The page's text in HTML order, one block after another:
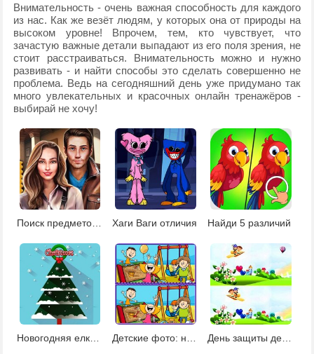
Внимательность - очень важная способность для каждого
из нас. Как же везёт людям, у которых она от природы на
высоком уровне! Впрочем, тем, кто чувствует, что
зачастую важные детали выпадают из его поля зрения, не
стоит расстраиваться. Внимательность можно и нужно
развивать - и найти способы это сделать совершенно не
проблема. Ведь на сегодняшний день уже придумано так
много увлекательных и красочных онлайн тренажёров -
выбирай не хочу!
Поиск предметов и отличий на вокзале Хаги Ваги отличия Найди 5 различий
Новогодняя елка: найди отличия День защиты детей: найди отличия